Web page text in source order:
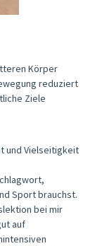
Körper
reduziert
Ziele
und Vielseitigkeit
Sport brauchst.
bei mir
auf